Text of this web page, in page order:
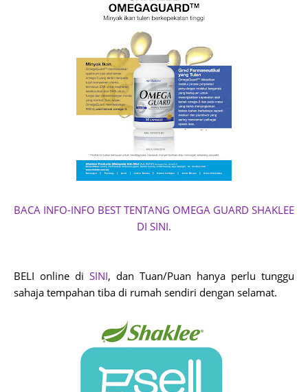
BACA INFO-INFO BEST TENTANG OMEGA GUARD SHAKLEE
DI SINI.
BELI online di SINI, dan Tuan/Puan hanya perlu tunggu
sahaja tempahan tiba di rumah sendiri dengan selamat.